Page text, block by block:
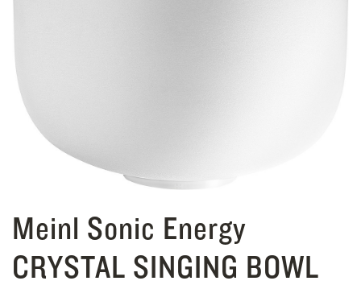
Meinl Sonic Energy
CRYSTAL SINGING BOWL